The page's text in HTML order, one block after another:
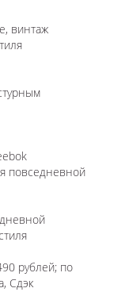
винтаж
повседневной
рублей; по
Сдэк